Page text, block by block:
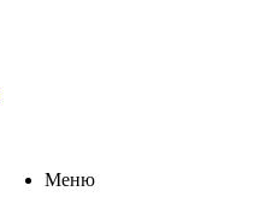
Меню